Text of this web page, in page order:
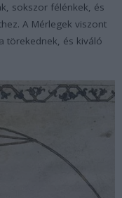
sokszor félénkek, és
A Mérlegek viszont
törekednek, és kiváló